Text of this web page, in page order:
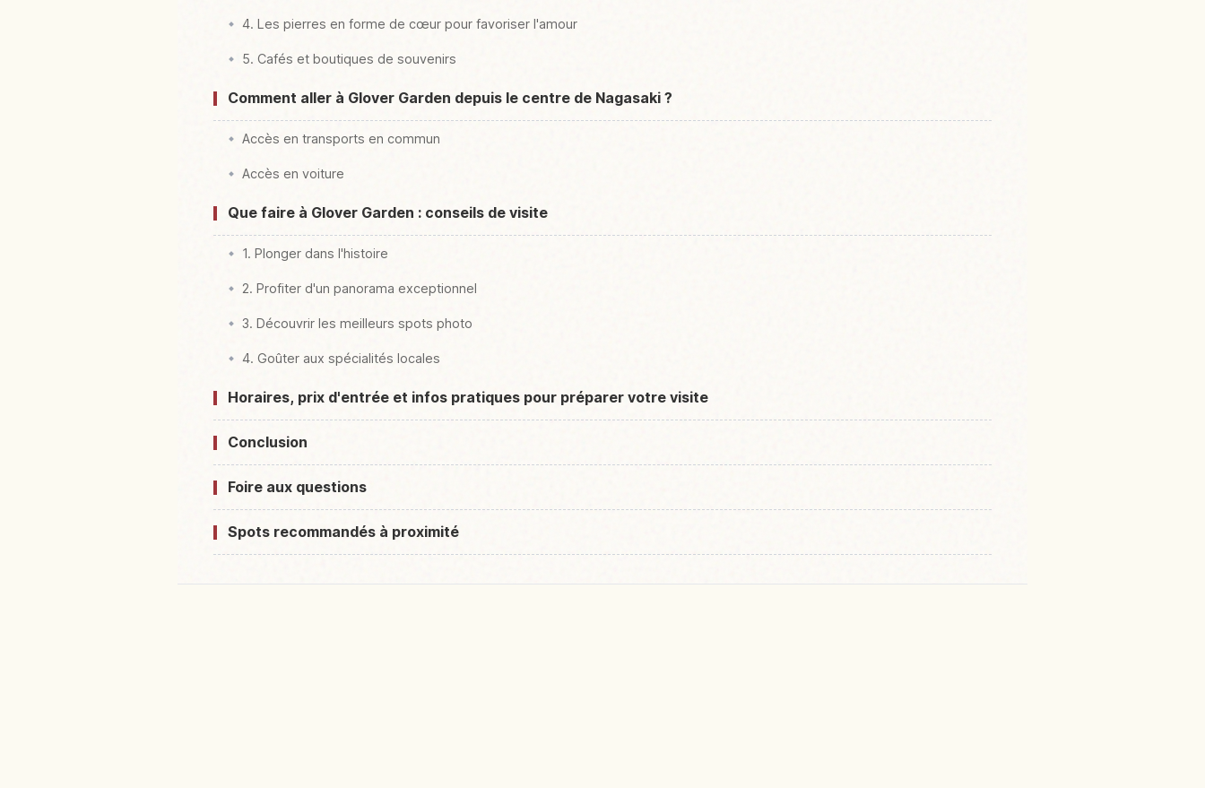
4. Les pierres en forme de cœur pour favoriser l'amour
5. Cafés et boutiques de souvenirs
Comment aller à Glover Garden depuis le centre de Nagasaki ?
Accès en transports en commun
Accès en voiture
Que faire à Glover Garden : conseils de visite
1. Plonger dans l'histoire
2. Profiter d'un panorama exceptionnel
3. Découvrir les meilleurs spots photo
4. Goûter aux spécialités locales
Horaires, prix d'entrée et infos pratiques pour préparer votre visite
Conclusion
Foire aux questions
Spots recommandés à proximité